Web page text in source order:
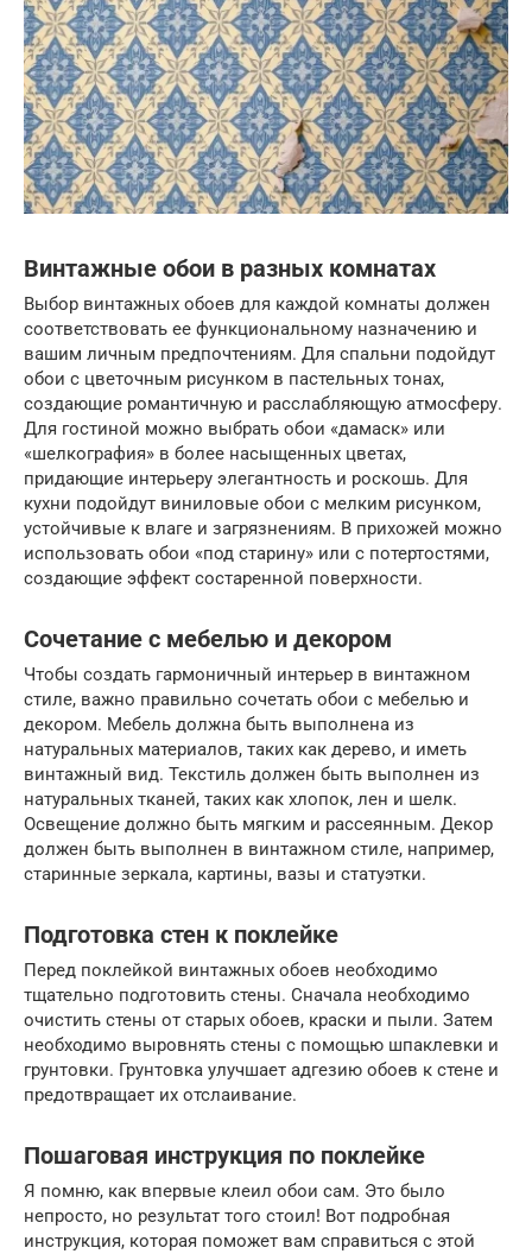
Винтажные обои в разных комнатах
Выбор винтажных обоев для каждой комнаты должен
соответствовать ее функциональному назначению и
вашим личным предпочтениям. Для спальни подойдут
обои с цветочным рисунком в пастельных тонах,
создающие романтичную и расслабляющую атмосферу.
Для гостиной можно выбрать обои «дамаск» или
«шелкография» в более насыщенных цветах,
придающие интерьеру элегантность и роскошь. Для
кухни подойдут виниловые обои с мелким рисунком,
устойчивые к влаге и загрязнениям. В прихожей можно
использовать обои «под старину» или с потертостями,
создающие эффект состаренной поверхности.
Сочетание с мебелью и декором
Чтобы создать гармоничный интерьер в винтажном
стиле, важно правильно сочетать обои с мебелью и
декором. Мебель должна быть выполнена из
натуральных материалов, таких как дерево, и иметь
винтажный вид. Текстиль должен быть выполнен из
натуральных тканей, таких как хлопок, лен и шелк.
Освещение должно быть мягким и рассеянным. Декор
должен быть выполнен в винтажном стиле, например,
старинные зеркала, картины, вазы и статуэтки.
Подготовка стен к поклейке
Перед поклейкой винтажных обоев необходимо
тщательно подготовить стены. Сначала необходимо
очистить стены от старых обоев, краски и пыли. Затем
необходимо выровнять стены с помощью шпаклевки и
грунтовки. Грунтовка улучшает адгезию обоев к стене и
предотвращает их отслаивание.
Пошаговая инструкция по поклейке
Я помню, как впервые клеил обои сам. Это было
непросто, но результат того стоил! Вот подробная
инструкция, которая поможет вам справиться с этой